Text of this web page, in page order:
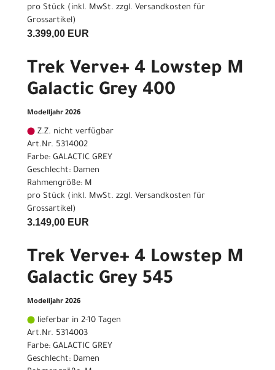
pro Stück (inkl. MwSt. zzgl. Versandkosten für
Grossartikel)
3.399,00 EUR
Trek Verve+ 4 Lowstep M
Galactic Grey 400
Modelljahr 2026
Z.Z. nicht verfügbar
Art.Nr. 5314002
Farbe: GALACTIC GREY
Geschlecht: Damen
Rahmengröße: M
pro Stück (inkl. MwSt. zzgl. Versandkosten für
Grossartikel)
3.149,00 EUR
Trek Verve+ 4 Lowstep M
Galactic Grey 545
Modelljahr 2026
lieferbar in 2-10 Tagen
Art.Nr. 5314003
Farbe: GALACTIC GREY
Geschlecht: Damen